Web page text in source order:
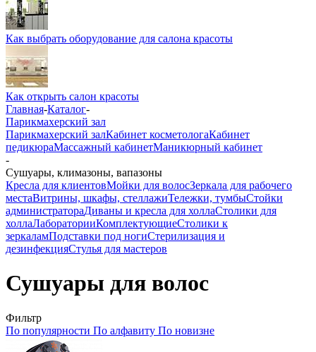
Как выбрать оборудование для салона красоты
Как открыть салон красоты
Главная-Каталог-
Парикмахерский зал
Парикмахерский залКабинет косметологаКабинет
педикюраМассажный кабинетМаникюрный кабинет
-
Сушуары, климазоны, вапазоны
Кресла для клиентовМойки для волосЗеркала для рабочего
местаВитрины, шкафы, стеллажиТележки, тумбыСтойки
администратораДиваны и кресла для холлаСтолики для
холлаЛабораторииКомплектующиеСтолики к
зеркаламПодставки под ногиСтерилизация и
дезинфекцияСтулья для мастеров
Сушуары для волос
Фильтр
По популярности По алфавиту По новизне